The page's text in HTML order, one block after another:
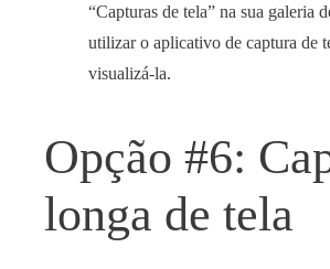
“Capturas de tela” na sua galeria
utilizar o aplicativo de captura de
visualizá-la.
Opção #6:
longa de tela